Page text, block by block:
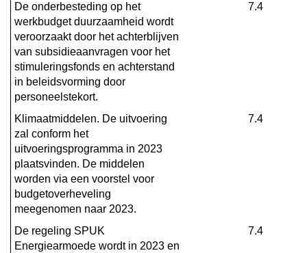
De onderbesteding op het
werkbudget duurzaamheid wordt
veroorzaakt door het achterblijven
van subsidieaanvragen voor het
stimuleringsfonds en achterstand
in beleidsvorming door
personeelstekort.
7.4
Klimaatmiddelen. De uitvoering
zal conform het
uitvoeringsprogramma in 2023
plaatsvinden. De middelen
worden via een voorstel voor
budgetoverheveling
meegenomen naar 2023.
7.4
De regeling SPUK
Energiearmoede wordt in 2023 en
7.4